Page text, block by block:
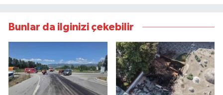
Bunlar da ilginizi çekebilir